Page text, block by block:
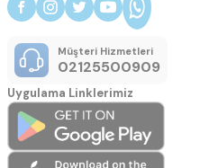
Müşteri Hizmetleri
02125500909
Uygulama Linklerimiz